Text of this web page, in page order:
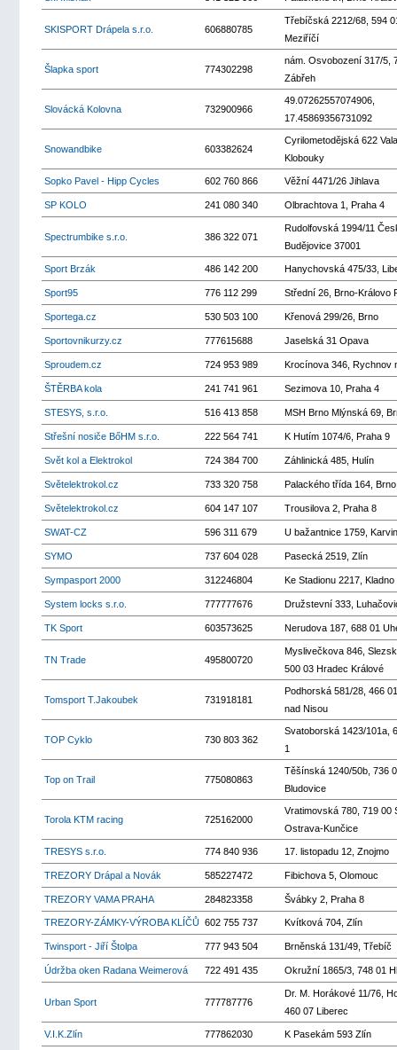
SKISPORT Drápela s.r.o. 606880785
Třebíčská 2212/68, 594
Meziříčí
Šlapka sport 774302298
nám. Osvobození 317/5,
Zábřeh
Slovácká Kolovna 732900966
49.07262557074906,
17.45869356731092
Snowandbike 603382624
Cyrilometodějská 622
Klobouky
Sopko Pavel - Hipp Cycles 602 760 866 Věžní 4471/26 Jihlava
SP KOLO 241 080 340 Olbrachtova 1, Praha 4
Spectrumbike s.r.o. 386 322 071
Rudolfovská 1994/11
Budějovice 37001
Sport Brzák 486 142 200 Hanychovská 475/33,
Sport95 776 112 299 Střední 26, Brno-Královo
Sportega.cz 530 503 100 Křenová 299/26, Brno
Sportovnikurzy.cz 777615688 Jaselská 31 Opava
Sproudem.cz 724 953 989 Krocínova 346, Rychnov
ŠTĚRBA kola 241 741 961 Sezimova 10, Praha 4
STESYS, s.r.o. 516 413 858 MSH Brno Mlýnská 69,
Střešní nosiče BőHM s.r.o. 222 564 741 K Hutím 1074/6, Praha 9
Svět kol a Elektrokol 724 384 700 Záhlinická 485, Hulín
Světelektrokol.cz 733 320 758 Palackého třída 164, Brno
Světelektrokol.cz 604 147 107 Trousilova 2, Praha 8
SWAT-CZ 596 311 679 U bažantnice 1759,
SYMO 737 604 028 Pasecká 2519, Zlín
Sympasport 2000 312246804 Ke Stadionu 2217, Kladno
System locks s.r.o. 777777676 Družstevní 333,
TK Sport 603573625 Nerudova 187, 688 01
TN Trade 495800720
Myslivečkova 846,
500 03 Hradec Králové
Tomsport T.Jakoubek 731918181
Podhorská 581/28, 466
nad Nisou
TOP Cyklo 730 803 362
Svatoborská 1423/101a,
1
Top on Trail 775080863
Těšínská 1240/50b, 736
Bludovice
Torola KTM racing 725162000
Vratimovská 780, 719 00
Ostrava-Kunčice
TRESYS s.r.o. 774 840 936 17. listopadu 12, Znojmo
TREZORY Drápal a Novák 585227472 Fibichova 5, Olomouc
TREZORY VAMA PRAHA 284823358 Švábky 2, Praha 8
TREZORY-ZÁMKY-VÝROBA KLÍČŮ 602 755 737 Kvítková 704, Zlín
Twinsport - Jiří Štolpa 777 943 504 Brněnská 131/49, Třebíč
Údržba oken Radana Weimerová 722 491 435 Okružní 1865/3, 748 01
Urban Sport 777787776
Dr. M. Horákové 11/76,
460 07 Liberec
V.I.K.Zlín 777862030 K Pasekám 593 Zlín